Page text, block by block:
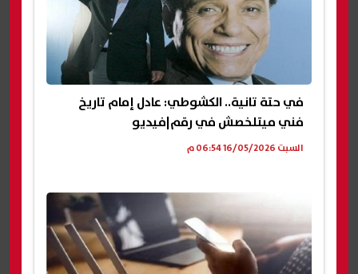
في حتة تانية.. الكشوطي: عادل إمام تاريخ
فني ميتلخصش في رقم|فيديو
السبت 16/05/2026 06:54 م